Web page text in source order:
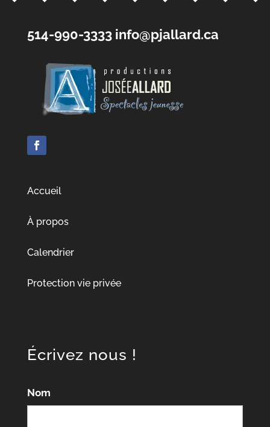
514-990-3333 info@pjallard.ca
Accueil
À propos
Calendrier
Protection vie privée
Écrivez nous !
Nom